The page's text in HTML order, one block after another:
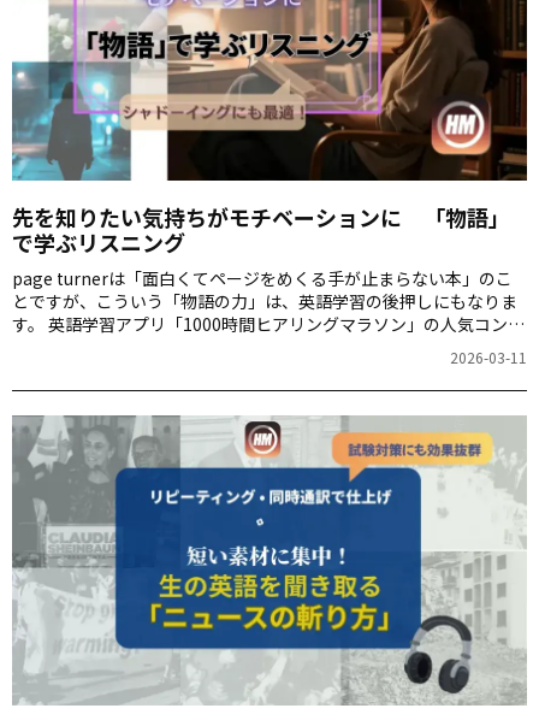
先を知りたい気持ちがモチベーションに 「物語」
で学ぶリスニング
page turnerは「面白くてページをめくる手が止まらない本」のこ
とですが、こういう「物語の力」は、英語学習の後押しにもなりま
す。 英語学習アプリ「1000時間ヒアリングマラソン」の人気コンテ
2026-03-11